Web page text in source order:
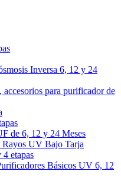
Inversa 6, 12 y 24
accesorios para purificador de
de 6, 12 y 24 Meses
Rayos UV Bajo Tarja
etapas
Básicos UV 6, 12